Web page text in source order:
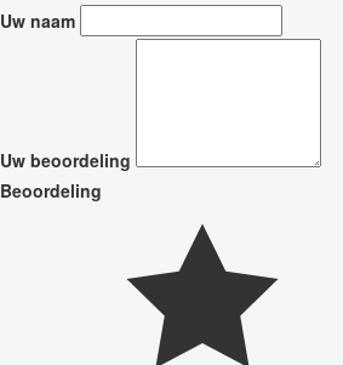
Uw naam
Uw beoordeling
Beoordeling